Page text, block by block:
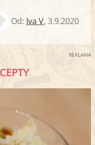
Od: Iva V, 3.9.2020
REKLAMA